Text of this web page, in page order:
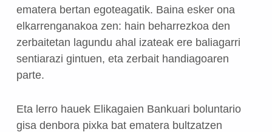
ematera bertan egoteagatik. Baina esker ona
elkarrenganakoa zen: hain beharrezkoa den
zerbaitetan lagundu ahal izateak ere baliagarri
sentiarazi gintuen, eta zerbait handiagoaren
parte.
Eta lerro hauek Elikagaien Bankuari boluntario
gisa denbora pixka bat ematera bultzatzen